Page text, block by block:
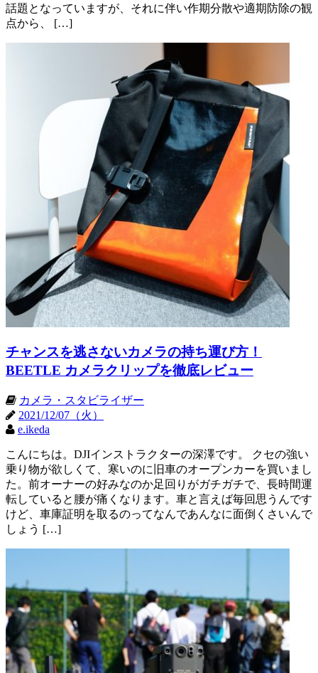
話題となっていますが、それに伴い作期分散や適期防除の観
点から、 […]
チャンスを逃さないカメラの持ち運び方！
BEETLE カメラクリップを徹底レビュー
カメラ・スタビライザー
2021/12/07（火）
e.ikeda
こんにちは。DJIインストラクターの深澤です。 クセの強い
乗り物が欲しくて、寒いのに旧車のオープンカーを買いまし
た。前オーナーの好みなのか足回りがガチガチで、長時間運
転していると腰が痛くなります。車と言えば毎回思うんです
けど、車庫証明を取るのってなんであんなに面倒くさいんで
しょう […]